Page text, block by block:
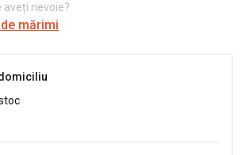
aveți nevoie?
mărimi